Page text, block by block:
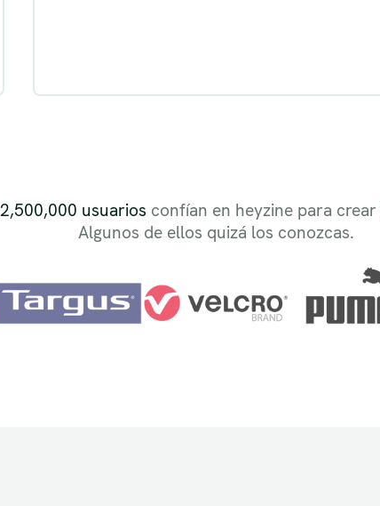
2,500,000 usuarios confían en heyzine para crear
Algunos de ellos quizá los conozcas.